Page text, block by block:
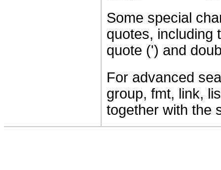
Some special
quotes, including
quote (') and
For advanced
group, fmt, link,
together with the